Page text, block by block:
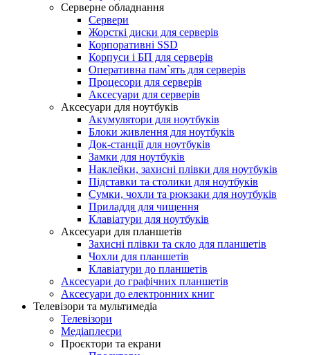
Серверне обладнання
Сервери
Жорсткі диски для серверів
Корпоративні SSD
Корпуси і БП для серверів
Оперативна пам`ять для серверів
Процесори для серверів
Аксесуари для серверів
Аксесуари для ноутбуків
Акумулятори для ноутбуків
Блоки живлення для ноутбуків
Док-станції для ноутбуків
Замки для ноутбуків
Наклейки, захисні плівки для ноутбуків
Підставки та столики для ноутбуків
Сумки, чохли та рюкзаки для ноутбуків
Приладдя для чищення
Клавіатури для ноутбуків
Аксесуари для планшетів
Захисні плівки та скло для планшетів
Чохли для планшетів
Клавіатури до планшетів
Аксесуари дo графічних планшетів
Аксесуари до електронних книг
Телевізори та мультимедіа
Телевізори
Медіаплеєри
Проєктори та екрани